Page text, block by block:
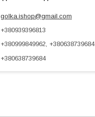
golka.ishop@gmail.com
+380939396813
+380999849962, +380638739684
+380638739684